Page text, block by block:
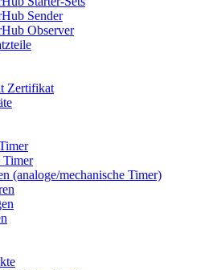
Sender
Observer
Zertifikat
(analoge/mechanische Timer)